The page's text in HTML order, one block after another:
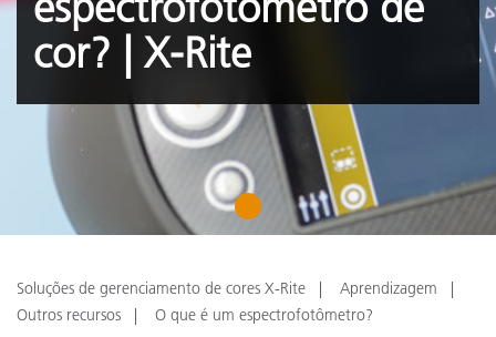
cor? | X-Rite
1
Soluções de gerenciamento de cores X-Rite
Aprendizagem
Outros recursos
O que é um espectrofotômetro?